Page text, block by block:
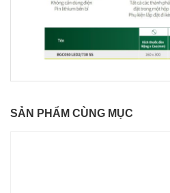
SẢN PHẨM CÙNG MỤC